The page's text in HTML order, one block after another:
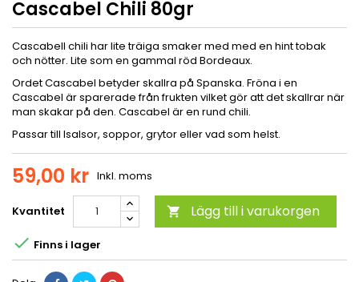
Cascabel Chili 80gr
Cascabell chili har lite träiga smaker med med en hint tobak
och nötter. Lite som en gammal röd Bordeaux.
Ordet Cascabel betyder skallra på Spanska. Fröna i en
Cascabel är sparerade från frukten vilket gör att det skallrar när
man skakar på den. Cascabel är en rund chili.
Passar till lsalsor, soppor, grytor ellervad som helst.
59,00 kr Inkl. moms
Kvantitet  Lägg till i varukorgen
 Finns i lager